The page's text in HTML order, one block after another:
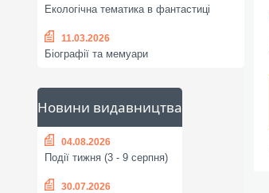
Екологічна тематика в фантастиці
11.03.2026
Біографії та мемуари
Новини видавництва
04.08.2026
Події тижня (3 - 9 серпня)
30.07.2026